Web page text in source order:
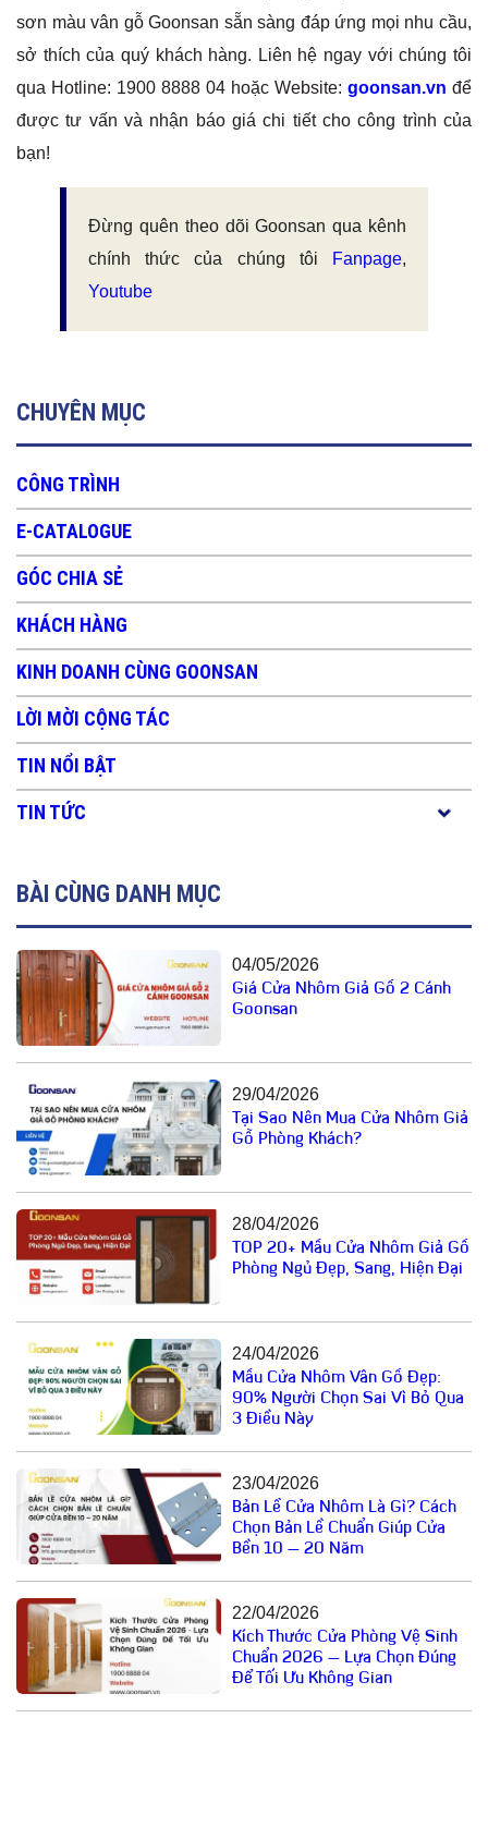
CHUYÊN MỤC
CÔNG TRÌNH
E-CATALOGUE
GÓC CHIA SẺ
KHÁCH HÀNG
KINH DOANH CÙNG GOONSAN
LỜI MỜI CỘNG TÁC
TIN NỔI BẬT
TIN TỨC
BÀI CÙNG DANH MỤC
04/05/2026
Giá Cửa Nhôm Giả Gỗ 2 Cánh
Goonsan
29/04/2026
Tại Sao Nên Mua Cửa Nhôm Giả
Gỗ Phòng Khách?
28/04/2026
TOP 20+ Mẫu Cửa Nhôm Giả Gỗ
Phòng Ngủ Đẹp, Sang, Hiện Đại
24/04/2026
Mẫu Cửa Nhôm Vân Gỗ Đẹp:
90% Người Chọn Sai Vì Bỏ Qua
3 Điều Này
23/04/2026
Bản Lề Cửa Nhôm Là Gì? Cách
Chọn Bản Lề Chuẩn Giúp Cửa
Bền 10 – 20 Năm
22/04/2026
Kích Thước Cửa Phòng Vệ Sinh
Chuẩn 2026 – Lựa Chọn Đúng
Để Tối Ưu Không Gian
sơn màu vân gỗ Goonsan sẵn sàng đáp ứng mọi nhu cầu,
sở thích của quý khách hàng. Liên hệ ngay với chúng tôi
qua Hotline: 1900 8888 04 hoặc Website: goonsan.vn để
được tư vấn và nhận báo giá chi tiết cho công trình của
bạn!
Đừng quên theo dõi Goonsan qua kênh
chính thức của chúng tôi
Fanpage,
Youtube